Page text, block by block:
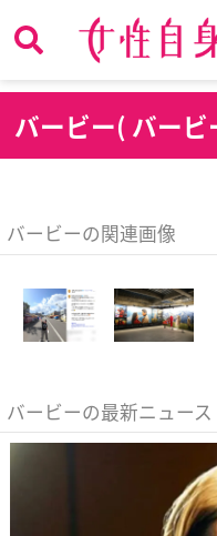
バービー( バービ
バービーの関連画像
バービーの最新ニュース